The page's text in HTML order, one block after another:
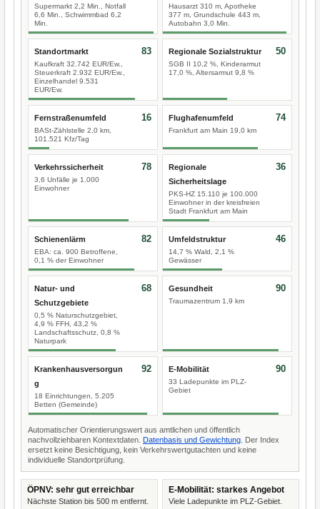
Supermarkt 2,2 Min., Notfall
6,6 Min., Schwimmbad 6,2
Min.
Hausarzt 310 m, Apotheke
377 m, Grundschule 443 m,
Autobahn 3,0 Min.
Standortmarkt
Kaufkraft 32.742 EUR/Ew.,
Steuerkraft 2.932 EUR/Ew.,
Einzelhandel 9.531
EUR/Ew.
83 Regionale Sozialstruktur
SGB II 10,2 %, Kinderarmut
17,0 %, Altersarmut 9,8 %
50
Fernstraßenumfeld
BASt-Zählstelle 2,0 km,
101.521 Kfz/Tag
16 Flughafenumfeld
Frankfurt am Main 19,0 km
74
Verkehrssicherheit
3,6 Unfälle je 1.000
Einwohner
78
Regionale
Sicherheitslage
PKS-HZ 15.110 je 100.000
Einwohner in der kreisfreien
Stadt Frankfurt am Main
36
Schienenlärm
EBA: ca. 900 Betroffene,
0,1 % der Einwohner
82 Umfeldstruktur
14,7 % Wald, 2,1 %
Gewässer
46
Natur- und
Schutzgebiete
0,5 % Naturschutzgebiet,
4,9 % FFH, 43,2 %
Landschaftsschutz, 0,8 %
Naturpark
68 Gesundheit
Traumazentrum 1,9 km
90
Krankenhausversorgun
g
18 Einrichtungen, 5.205
Betten (Gemeinde)
92 E-Mobilität
33 Ladepunkte im PLZ-
Gebiet
90
Automatischer Orientierungswert aus amtlichen und öffentlich
nachvollziehbaren Kontextdaten. Datenbasis und Gewichtung . Der Index
ersetzt keine Besichtigung, kein Verkehrswertgutachten und keine
individuelle Standortprüfung.
ÖPNV: sehr gut erreichbar
Nächste Station bis 500 m entfernt.
E-Mobilität: starkes Angebot
Viele Ladepunkte im PLZ-Gebiet.